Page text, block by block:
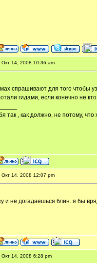
14, 2008 10:36 am
спрашивают для того чтобы
гидами, если конечно не
так , как должно, не потому,
14, 2008 12:07 pm
и не догадаешься блин. я бы
14, 2008 6:28 pm